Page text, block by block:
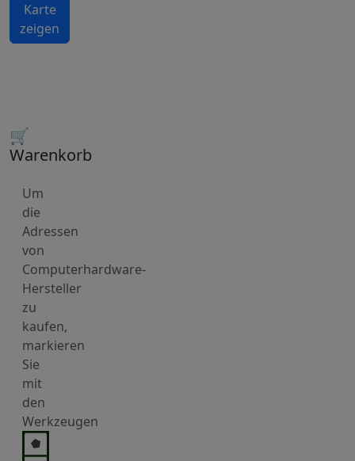
Karte
zeigen
🛒
Warenkorb
Um
die
Adressen
von
Computerhardware-
Hersteller
zu
kaufen,
markieren
Sie
mit
den
Werkzeugen